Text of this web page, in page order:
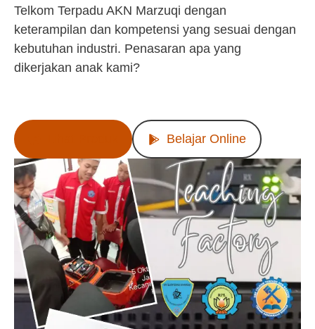
Telkom Terpadu AKN Marzuqi dengan
keterampilan dan kompetensi yang sesuai dengan
kebutuhan industri. Penasaran apa yang
dikerjakan anak kami?
Belajar Online